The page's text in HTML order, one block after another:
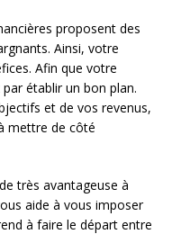
proposent des
Ainsi, votre
Afin que votre
établir un bon plan.
et de vos revenus,
mettre de côté
très avantageuse à
aide à vous imposer
à faire le départ entre